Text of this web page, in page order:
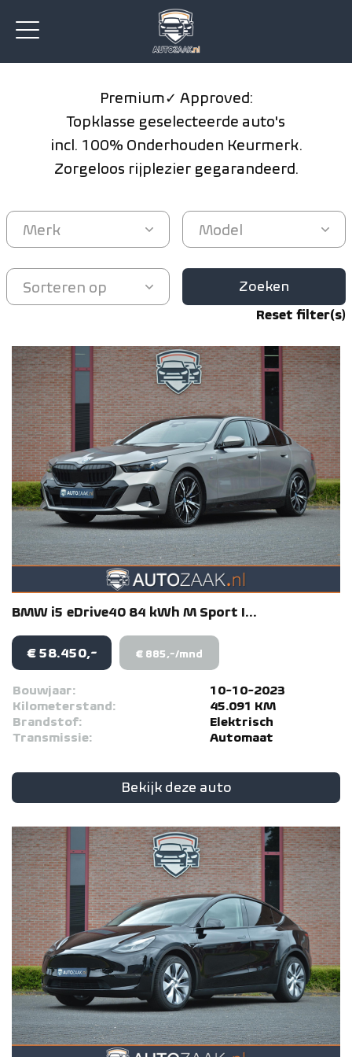
Premium ✓ Approved:
Topklasse geselecteerde auto's
incl. 100% Onderhouden Keurmerk.
Zorgeloos rijplezier gegarandeerd.
Zoeken
Reset filter(s)
BMW i5 eDrive40 84 kWh M Sport I...
€ 58.450,- € 885,-/mnd
Bouwjaar:
10-10-2023
Kilometerstand:
45.091 KM
Brandstof:
Elektrisch
Transmissie:
Automaat
Bekijk deze auto